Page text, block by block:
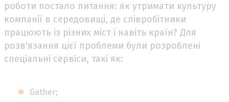
роботи постало питання: як утримати культуру
компанії в середовищі, де співробітники
працюють із різних міст і навіть країн? Для
розв'язання цієї проблеми були розроблені
спеціальні сервіси, такі як:
Gather;